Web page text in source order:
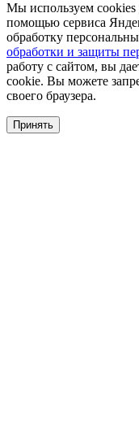
Мы используем cookies
помощью сервиса
обработку
обработки и защиты
работу с сайтом, вы
cookie. Вы можете
своего браузера.
Принять